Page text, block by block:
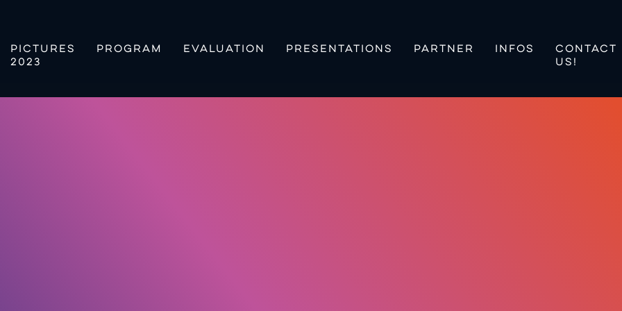
PICTURES
2023
PROGRAM EVALUATION PRESENTATIONS PARTNER INFOS
CONTACT
US!